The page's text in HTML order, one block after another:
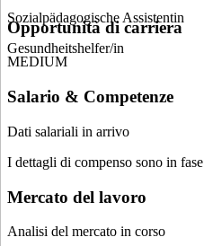
Sozialpädagogische Assistentin
Gesundheitshelfer/in
Opportunità di carriera
MEDIUM
Salario & Competenze
Dati salariali in arrivo
I dettagli di compenso sono in
Mercato del lavoro
Analisi del mercato in corso